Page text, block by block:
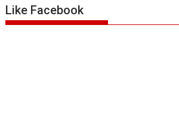
Like Facebook